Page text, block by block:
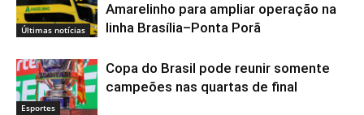
Últimas notícias
Amarelinho para ampliar operação na
linha Brasília–Ponta Porã
Esportes
Copa do Brasil pode reunir somente
campeões nas quartas de final